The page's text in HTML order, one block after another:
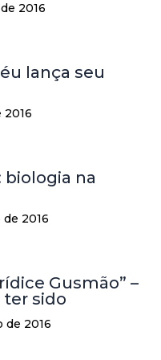
2016
lança seu
2016
biologia na
de 2016
Gusmão” –
sido
de 2016